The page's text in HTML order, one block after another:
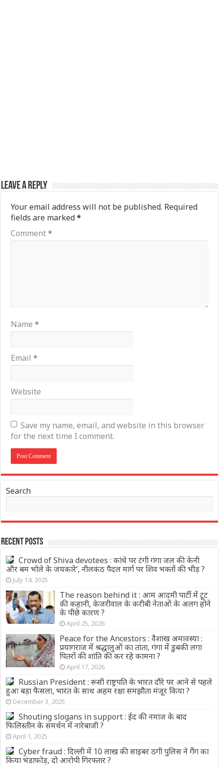
Leave a Reply
Your email address will not be published. Required
fields are marked*
Comment*
Name*
Email*
Website
Save my name, email, and website in this browser
for the next time I comment.
Search
Recent Posts
Crowd of Shiva devotees : कांधे पर टंगी गंगा जल की केनी
और बम भोले के जयकारे’, नीलकंठ पैदल मार्ग पर शिव भक्‍तों की भीड़ ?
July 14, 2025
The reason behind it : आम आदमी पार्टी में टूट
की कहानी, केजरीवाल के करीबी नेताओं के अलग होने
के पीछे कारण ?
April 25, 2026
Peace for the Ancestors : वैशाख अमावस्या :
प्रयागराज में श्रद्धालुओं का तांता, गंगा में डुबकी लगा
पितरों की शांति की कर रहे कामना ?
April 17, 2026
Russian President : रूसी राष्ट्रपति के भारत दौरे पर आने से पहले
हुआ बड़ा फैसला, भारत के साथ अहम रक्षा समझौता मंजूर किया ?
December 3, 2025
Shouting slogans in support : ईद की नमाज के बाद
फिलिस्तीन के समर्थन में नारेबाजी ?
April 1, 2025
Cyber fraud : दिल्ली में 10 लाख की साइबर ठगी पुलिस ने गैंग का
किया भंडाफोड़, दो आरोपी गिरफ्तार ?